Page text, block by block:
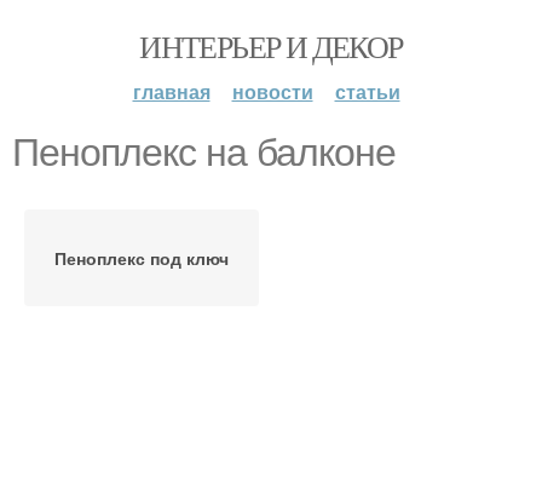
ИНТЕРЬЕР И ДЕКОР
главная новости статьи
Пеноплекс на балконе
Пеноплекс под ключ